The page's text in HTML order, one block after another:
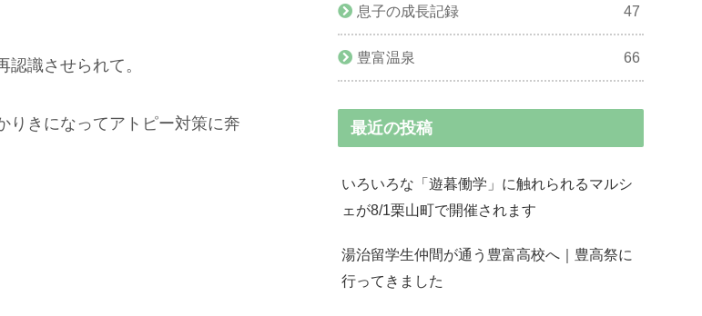
識させられて。
りきになってアトピー対策に奔
息子の成長記録 47
豊富温泉 66
最近の投稿
いろいろな「遊暮働学」に触れられるマルシ
ェが8/1栗山町で開催されます
湯治留学生仲間が通う豊富高校へ｜豊高祭に
行ってきました